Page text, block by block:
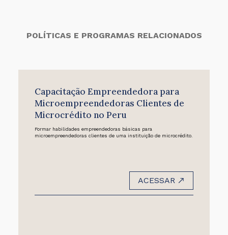
POLÍTICAS E PROGRAMAS RELACIONADOS
Capacitação Empreendedora para
Microempreendedoras Clientes de
Microcrédito no Peru
Formar habilidades empreendedoras básicas para
microempreendedoras clientes de uma instituição de microcrédito.
ACESSAR